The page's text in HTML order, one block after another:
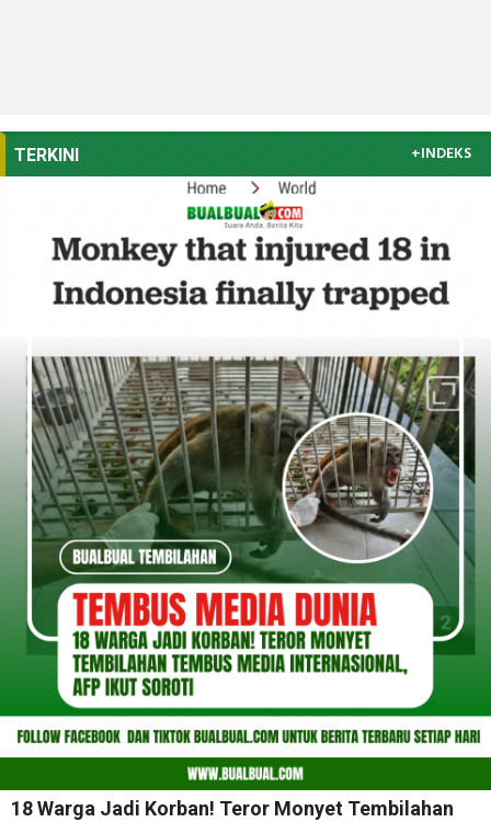
TERKINI +INDEKS
18 Warga Jadi Korban! Teror Monyet Tembilahan